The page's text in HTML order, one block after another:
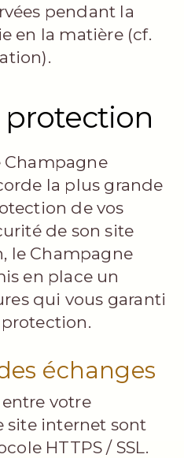
pendant la
en la matière (cf.
protection
Champagne
la plus grande
de vos
de son site
le Champagne
en place un
qui vous garanti
échanges
votre
site internet sont
HTTPS / SSL.